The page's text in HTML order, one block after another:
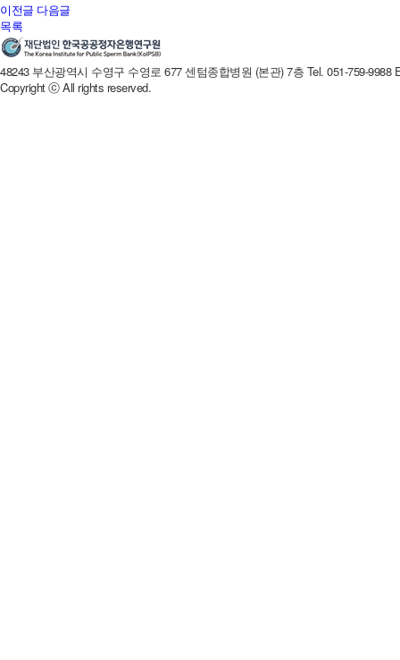
이전글 다음글
목록
48243 부산광역시 수영구 수영로 677 센텀종합병원 (본관) 7층 Tel. 051-759-9988
Copyright ⓒ All rights reserved.